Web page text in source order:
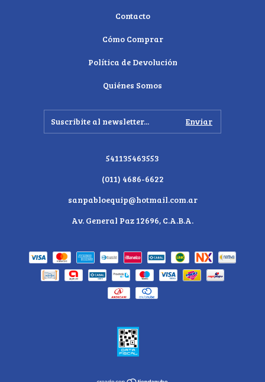
Contacto
Cómo Comprar
Política de Devolución
Quiénes Somos
541135463553
(011) 4686-6622
sanpabloequip@hotmail.com.ar
Av. General Paz 12696, C.A.B.A.